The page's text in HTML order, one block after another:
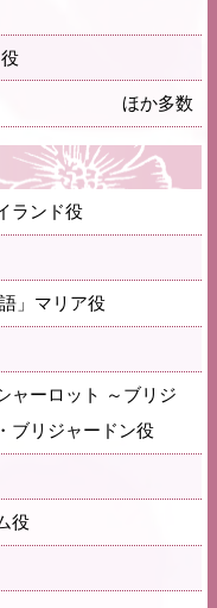
ほか多数
ランド役
」マリア役
ャーロット ～ブリジ
ブリジャードン役
役